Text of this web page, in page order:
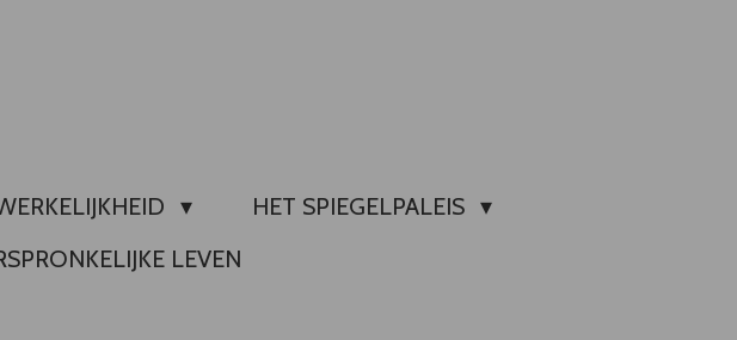
HET SPIEGELPALEIS
LEVEN